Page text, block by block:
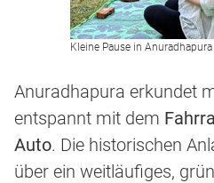
Kleine Pause in
Anuradhapura erkundet
entspannt mit dem
Auto. Die historischen
über ein weitläufiges,